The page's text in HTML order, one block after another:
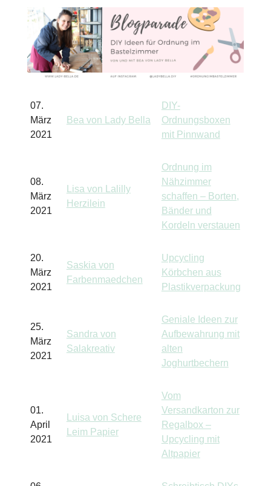
07.
März
2021
Bea von Lady Bella
DIY-
Ordnungsboxen
mit Pinnwand
08.
März
2021
Lisa von Lalilly
Herzilein
Ordnung im
Nähzimmer
schaffen – Borten,
Bänder und
Kordeln verstauen
20.
März
2021
Saskia von
Farbenmaedchen
Upcycling
Körbchen aus
Plastikverpackung
25.
März
2021
Sandra von
Salakreativ
Geniale Ideen zur
Aufbewahrung mit
alten
Joghurtbechern
01.
April
2021
Luisa von Schere
Leim Papier
Vom
Versandkarton zur
Regalbox –
Upcycling mit
Altpapier